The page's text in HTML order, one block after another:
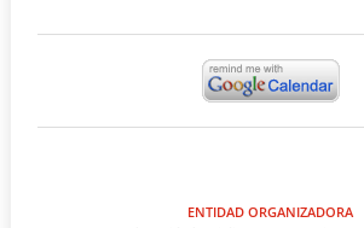
ENTIDAD ORGANIZADORA